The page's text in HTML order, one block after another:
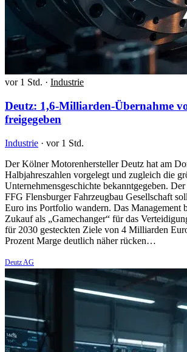
vor 1 Std. · Industrie
Deutz: 1,6-Milliarden-Übernahme
freigegeben
Industrie · vor 1 Std.
Der Kölner Motorenhersteller Deutz hat am
Halbjahreszahlen vorgelegt und zugleich die
Unternehmensgeschichte bekanntgegeben.
FFG Flensburger Fahrzeugbau Gesellschaft
Euro ins Portfolio wandern. Das Management
Zukauf als „Gamechanger“ für das
für 2030 gesteckten Ziele von 4 Milliarden
Prozent Marge deutlich näher rücken…
Deutz AG